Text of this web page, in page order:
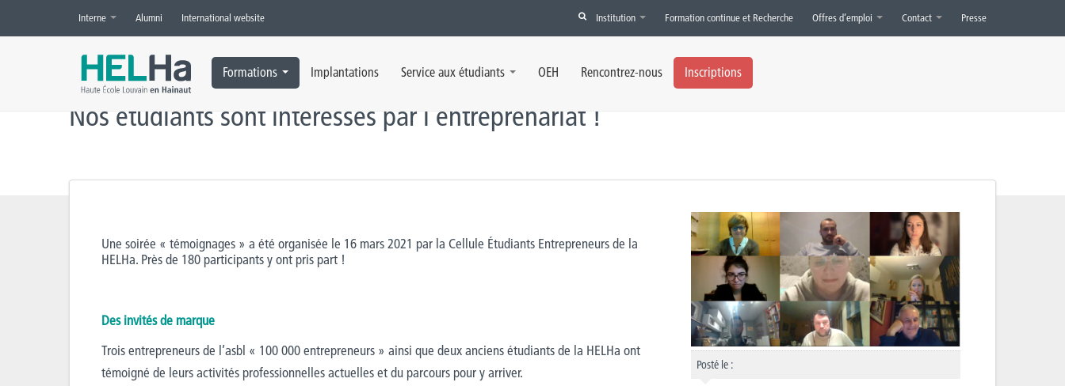
Interne Alumni International website Institution Formation continue et Recherche Offres d’emploi Contact Presse
Formations Implantations Service aux étudiants OEH Rencontrez-nous Inscriptions
Accueil » Actualités » HELHa » Nos étudiants sont intéressés par l’entreprenariat !
Nos étudiants sont intéressés par l’entreprenariat !
Une soirée « témoignages » a été organisée le 16 mars 2021 par la Cellule Étudiants Entrepreneurs de la
HELHa. Près de 180 participants y ont pris part !
Des invités de marque
Trois entrepreneurs de l’asbl « 100 000 entrepreneurs » ainsi que deux anciens étudiants de la HELHa ont
témoigné de leurs activités professionnelles actuelles et du parcours pour y arriver.
Posté le :